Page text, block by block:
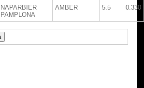
NAPARBIER
PAMPLONA
AMBER 5.5 0.330